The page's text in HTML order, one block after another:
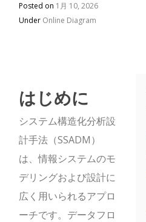
Posted on 1月 10, 2026
Under Online Diagram
はじめに
システム構造化分析設
計手法（SSADM）
は、情報システムのモ
デリングおよび設計に
広く用いられるアプロ
ーチです。データフロ